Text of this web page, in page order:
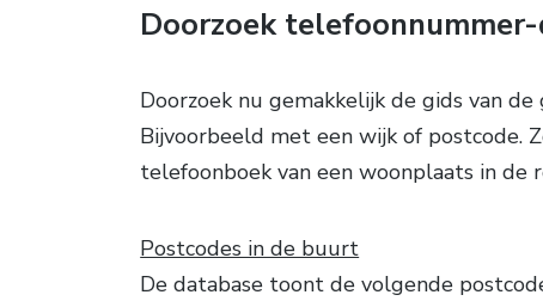
Doorzoek
Doorzoek nu gemakkelijk de gids van
Bijvoorbeeld met een wijk of postcode.
telefoonboek van een woonplaats in de
Postcodes in de buurt
De database toont de volgende